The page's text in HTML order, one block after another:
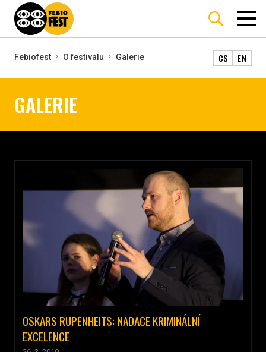
Febiofest O festivalu Galerie CS EN
GALERIE
OSKARS RUPENHEITS: NADACE KRIMINÁLNÍ
EXCELENCE